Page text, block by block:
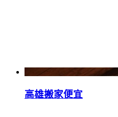
高雄搬家便宜